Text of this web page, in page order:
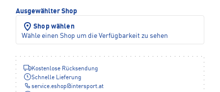
Ausgewählter Shop
Shop wählen
Wähle einen Shop um die Verfügbarkeit zu sehen
Kostenlose Rücksendung
Schnelle Lieferung
service.eshop@intersport.at